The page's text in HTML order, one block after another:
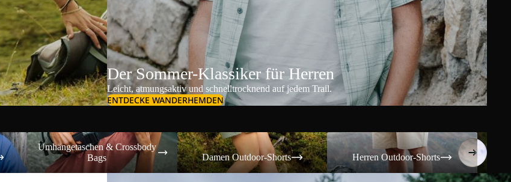
Der Sommer-Klassiker für Herren
Leicht, atmungsaktiv und schnelltrocknend auf jedem Trail.
ENTDECKE WANDERHEMDEN
Umhängetaschen & Crossbody Bags
Umhängetaschen & Crossbody
Bags
Damen Outdoor-Shorts
Damen Outdoor-Shorts
Herren Outdoor-Shorts
Herren Outdoor-Shorts
Damen